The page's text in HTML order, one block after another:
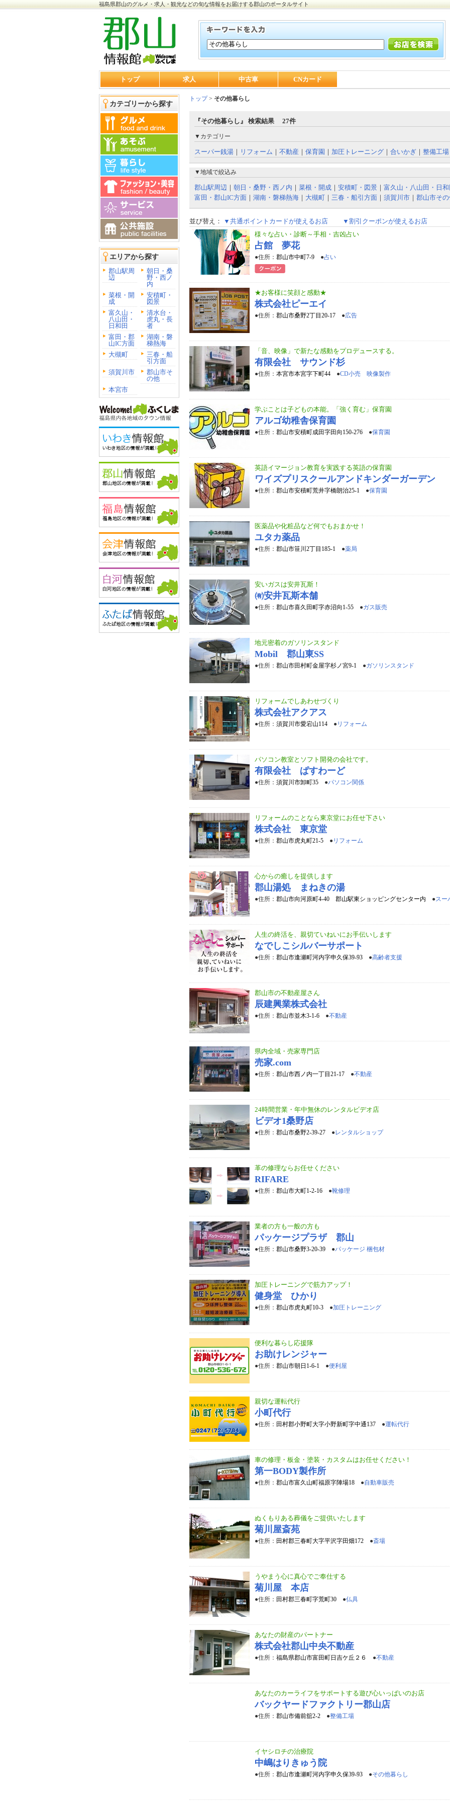
福島県郡山のグルメ・求人・観光などの旬な情報をお届けする郡山のポータルサイト
トップ 求人 中古車 CNカード
カテゴリーから探す
エリアから探す
郡山駅周
辺
朝日・桑
野・西ノ
内
菜根・開
成
安積町・
図景
富久山・
八山田・
日和田
清水台・
虎丸・長
者
富田・郡
山IC方面
湖南・磐
梯熱海
大槻町
三春・船
引方面
須賀川市
郡山市そ
の他
本宮市
トップ> その他暮らし
『その他暮らし』 検索結果 27件
▼カテゴリー
スーパー銭湯 ｜ リフォーム ｜ 不動産 ｜ 保育園 ｜ 加圧トレーニング ｜ 合いかぎ ｜ 整備工場
▼地域で絞込み
郡山駅周辺 ｜ 朝日・桑野・西ノ内 ｜ 菜根・開成 ｜ 安積町・図景 ｜ 富久山・八山田・日
富田・郡山IC方面 ｜ 湖南・磐梯熱海 ｜ 大槻町 ｜ 三春・船引方面 ｜ 須賀川市 ｜ 郡山市そ
並び替え： ▼共通ポイントカードが使えるお店
▼割引クーポンが使えるお店
様々な占い・診断～手相・吉凶占い
占館 夢花
●住所： 郡山市中町7-9 ●占い
★お客様に笑顔と感動★
株式会社ピーエイ
●住所： 郡山市桑野2丁目20-17 ●広告
「音、映像」で新たな感動をプロデュースする。
有限会社 サウンド杉
●住所： 本宮市本宮字下町44 ●CD小売 映像製作
学ぶことは子どもの本能。「強く育む」保育園
アルゴ幼稚舎保育園
●住所： 郡山市安積町成田字田向150-276 ●保育園
英語イマージョン教育を実践する英語の保育園
ワイズプリスクールアンドキンダーガーデン
●住所： 郡山市安積町荒井字橋朗治25-1 ●保育園
医薬品や化粧品など何でもおまかせ！
ユタカ薬品
●住所： 郡山市笹川2丁目185-1 ●薬局
安いガスは安井瓦斯！
㈲安井瓦斯本舗
●住所： 郡山市喜久田町字赤沼向1-55 ●ガス販売
地元密着のガソリンスタンド
Mobil 郡山東SS
●住所： 郡山市田村町金屋字杉ノ宮9-1 ●ガソリンスタンド
リフォームでしあわせづくり
株式会社アクアス
●住所： 須賀川市愛宕山114 ●リフォーム
パソコン教室とソフト開発の会社です。
有限会社 ぱすわーど
●住所： 須賀川市卸町35 ●パソコン関係
リフォームのことなら東京堂にお任せ下さい
株式会社 東京堂
●住所： 郡山市虎丸町21-5 ●リフォーム
心からの癒しを提供します
郡山湯処 まねきの湯
●住所： 郡山市向河原町4-40 郡山駅東ショッピングセンター内 ●スー
人生の終活を、親切ていねいにお手伝いします
なでしこシルバーサポート
●住所： 郡山市逢瀬町河内字申久保39-93 ●高齢者支援
郡山市の不動産屋さん
辰建興業株式会社
●住所： 郡山市並木3-1-6 ●不動産
県内全域・売家専門店
売家.com
●住所： 郡山市西ノ内一丁目21-17 ●不動産
24時間営業・年中無休のレンタルビデオ店
ビデオ1桑野店
●住所： 郡山市桑野2-39-27 ●レンタルショップ
革の修理ならお任せください
RIFARE
●住所： 郡山市大町1-2-16 ●靴修理
業者の方も一般の方も
パッケージプラザ 郡山
●住所： 郡山市桑野3-20-39 ●パッケージ 梱包材
加圧トレーニングで筋力アップ！
健身堂 ひかり
●住所： 郡山市虎丸町10-3 ●加圧トレーニング
便利な暮らし応援隊
お助けレンジャー
●住所： 郡山市朝日1-6-1 ●便利屋
親切な運転代行
小町代行
●住所： 田村郡小野町大字小野新町字中通137 ●運転代行
車の修理・板金・塗装・カスタムはお任せください！
第一BODY製作所
●住所： 郡山市富久山町福原字陣場18 ●自動車販売
ぬくもりある葬儀をご提供いたします
菊川屋斎苑
●住所： 田村郡三春町大字平沢字田畑172 ●斎場
うやまう心に真心でご奉仕する
菊川屋 本店
●住所： 田村郡三春町字荒町30 ●仏具
あなたの財産のパートナー
株式会社郡山中央不動産
●住所： 福島県郡山市富田町日吉ケ丘２６ ●不動産
あなたのカーライフをサポートする遊び心いっぱいのお店
バックヤードファクトリー郡山店
●住所： 郡山市備前舘2-2 ●整備工場
イヤシロチの治療院
中嶋はりきゅう院
●住所： 郡山市逢瀬町河内字申久保39-93 ●その他暮らし